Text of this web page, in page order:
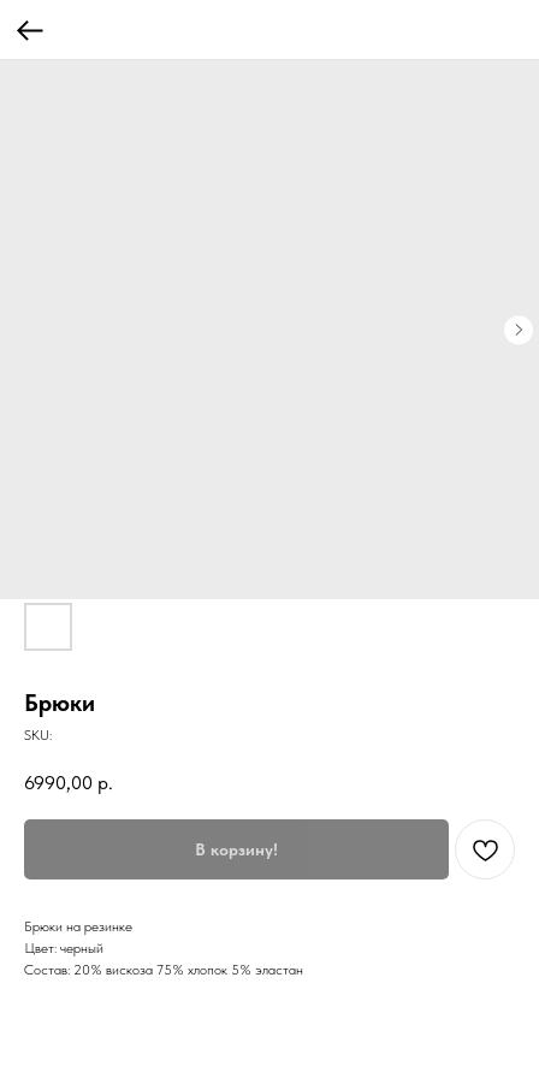
Брюки
SKU:
6990,00 р.
В корзину!
Брюки на резинке
Цвет: черный
Состав: 20% вискоза 75% хлопок 5% эластан